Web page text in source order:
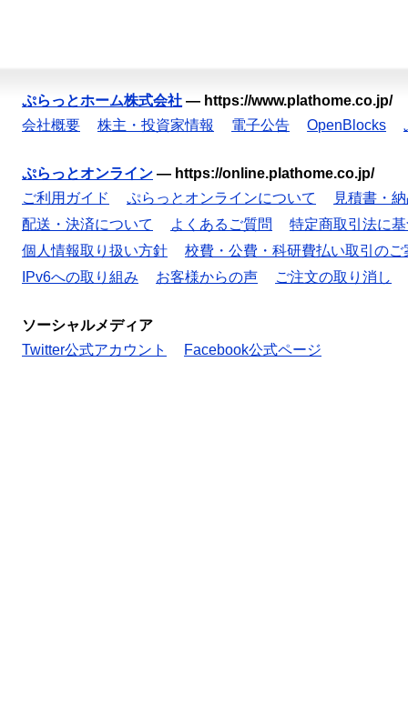
ぷらっとホーム株式会社 — https://www.plathome.co.jp/
会社概要
株主・投資家情報 電子公告 OpenBlocks
ぷらっとオンライン — https://online.plathome.co.jp/
ご利用ガイド
ぷらっとオンラインについて
見積書・
配送・決済について
よくあるご質問
特定商取引法に
個人情報取り扱い方針
校費・公費・科研費払い取引のご
IPv6への取り組み
お客様からの声 ご注文の取り消し
ソーシャルメディア
Twitter公式アカウント
Facebook公式ページ